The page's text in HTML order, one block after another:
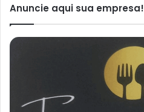
Anuncie aqui sua empresa!